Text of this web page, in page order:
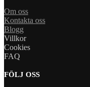
Om oss
Kontakta oss
Blogg
Villkor
Cookies
FAQ
FÖLJ OSS